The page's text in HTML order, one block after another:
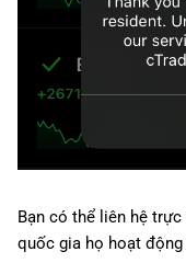
Bạn có thể liên hệ
quốc gia họ hoạt